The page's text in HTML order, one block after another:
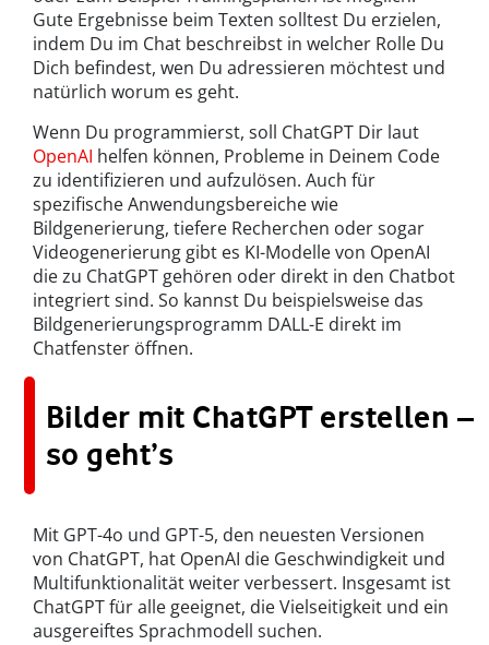
Gute Ergebnisse beim Texten solltest Du erzielen,
indem Du im Chat beschreibst in welcher Rolle Du
Dich befindest, wen Du adressieren möchtest und
natürlich worum es geht.
Wenn Du programmierst, soll ChatGPT Dir laut
OpenAI helfen können, Probleme in Deinem Code
zu identifizieren und aufzulösen. Auch für
spezifische Anwendungsbereiche wie
Bildgenerierung, tiefere Recherchen oder sogar
Videogenerierung gibt es KI-Modelle von OpenAI
die zu ChatGPT gehören oder direkt in den Chatbot
integriert sind. So kannst Du beispielsweise das
Bildgenerierungsprogramm DALL-E direkt im
Chatfenster öffnen.
Bilder mit ChatGPT erstellen –
so geht’s
Mit GPT-4o und GPT-5, den neuesten Versionen
von ChatGPT, hat OpenAI die Geschwindigkeit und
Multifunktionalität weiter verbessert. Insgesamt ist
ChatGPT für alle geeignet, die Vielseitigkeit und ein
ausgereiftes Sprachmodell suchen.